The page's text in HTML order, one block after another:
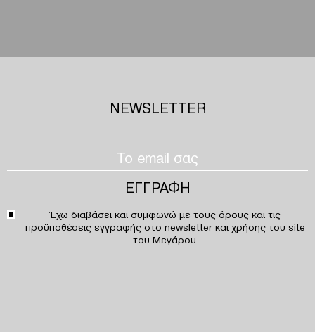
NEWSLETTER
Έχω διαβάσει και συμφωνώ με τους όρους και τις
προϋποθέσεις εγγραφής στο newsletter και χρήσης του site
του Μεγάρου.